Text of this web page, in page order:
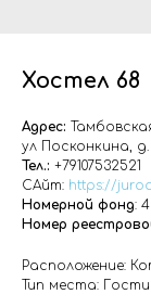
Хостел 68
Адрес:
ул Посконкина,
Тел.: +79107532521
САйт: https://
Номерной фонд:
Номер
Расположение:
Тип места: